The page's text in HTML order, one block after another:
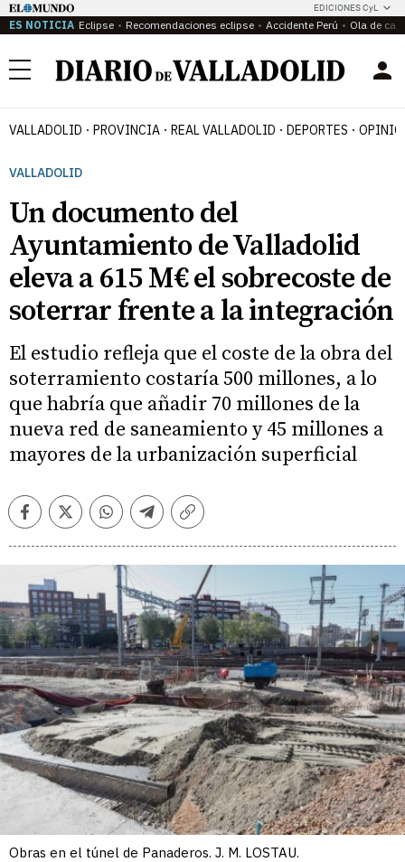
EDICIONES CyL
ES NOTICIA Eclipse Recomendaciones eclipse Accidente Perú Ola de
Menú
VALLADOLID PROVINCIA REAL VALLADOLID DEPORTES
VALLADOLID
Un documento del
Ayuntamiento de Valladolid
eleva a 615 M€ el sobrecoste de
soterrar frente a la integración
El estudio refleja que el coste de la obra del
soterramiento costaría 500 millones, a lo
que habría que añadir 70 millones de la
nueva red de saneamiento y 45 millones a
mayores de la urbanización superficial
FacebookTwitterWhatsappTelegramCopiar
Obras en el túnel de Panaderos. J. M. LOSTAU.